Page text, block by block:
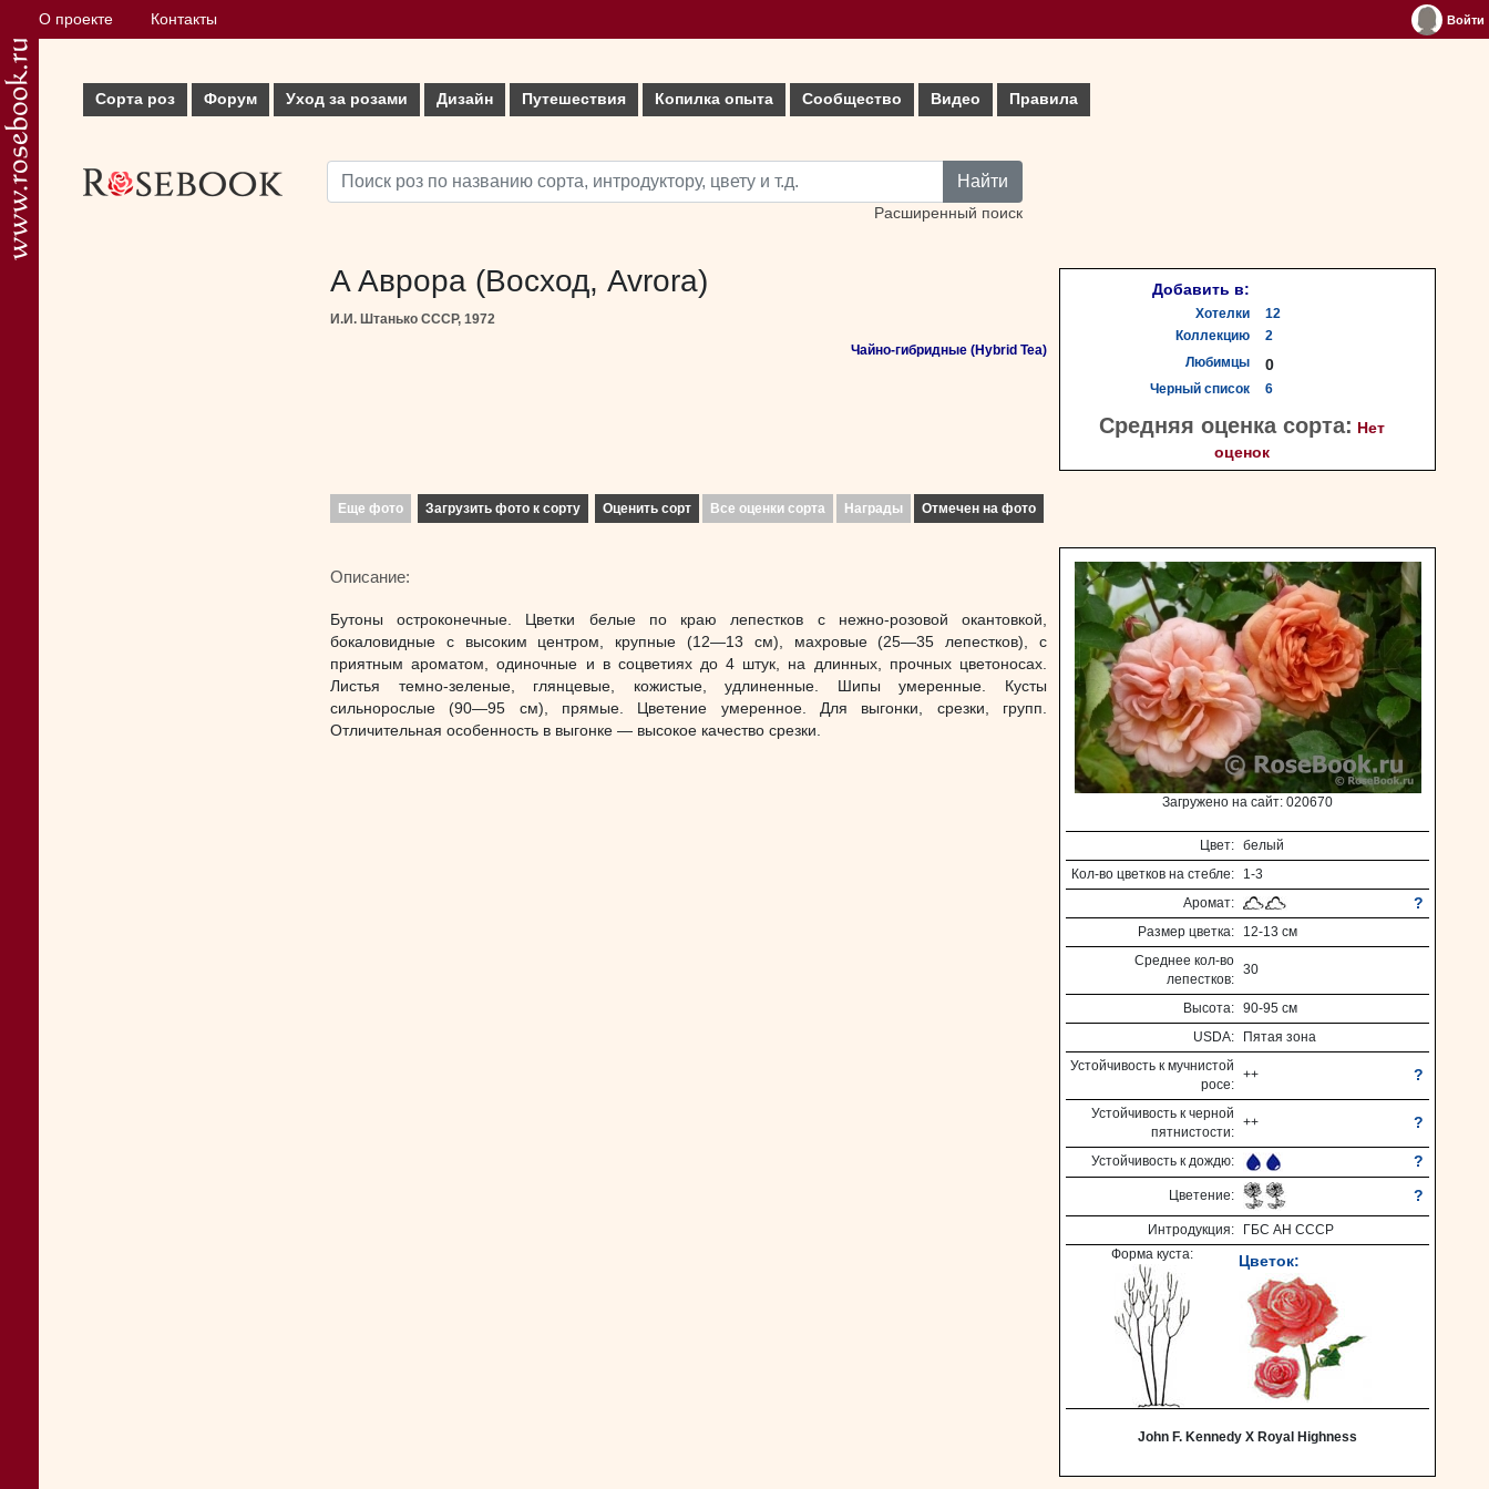
О проекте Контакты Войти
Сорта роз Форум Уход за розами Дизайн Путешествия Копилка опыта Сообщество Видео Правила
Найти
Расширенный поиск
A Аврора (Восход, Avrora)
И.И. Штанько СССР, 1972
Чайно-гибридные (Hybrid Tea)
Добавить в:
Хотелки
12
Коллекцию
2
Любимцы
0
Черный список 6
Средняя оценка сорта: Нет
оценок
Еще фото Загрузить фото к сорту Оценить сорт Все оценки сорта Награды Отмечен на фото
Описание:
Бутоны остроконечные. Цветки белые по краю лепестков с нежно-розовой окантовкой,
бокаловидные с высоким центром, крупные (12—13 см), махровые (25—35 лепестков), с
приятным ароматом, одиночные и в соцветиях до 4 штук, на длинных, прочных цветоносах.
Листья темно-зеленые, глянцевые, кожистые, удлиненные. Шипы умеренные. Кусты
сильнорослые (90—95 см), прямые. Цветение умеренное. Для выгонки, срезки, групп.
Отличительная особенность в выгонке — высокое качество срезки.
Загружено на сайт: 020670
Цвет: белый
Кол-во цветков на стебле: 1-3
Аромат: ?
Размер цветка: 12-13 см
Среднее кол-во
лепестков:
30
Высота: 90-95 см
USDA: Пятая зона
Устойчивость к мучнистой
росе:
++ ?
Устойчивость к черной
пятнистости:
++ ?
Устойчивость к дождю: ?
Цветение: ?
Интродукция:
ГБС АН СССР
Форма куста:
Цветок:
John F. Kennedy X Royal Highness